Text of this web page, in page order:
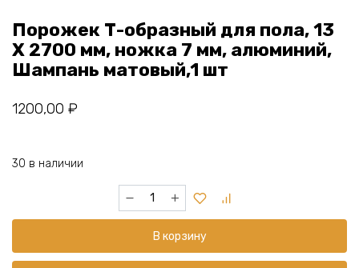
Порожек Т-образный для пола, 13
X 2700 мм, ножка 7 мм, алюминий,
Шампань матовый,1 шт
1200,00 ₽
30 в наличии
Количество
товара
образный
В корзину